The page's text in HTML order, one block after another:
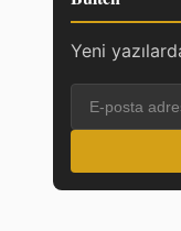
Yeni